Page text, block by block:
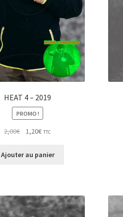
HEAT 4 – 2019
PROMO !
2,00€
Le
initial
1,20€Le
actuel
TTC
Ajouter au panier